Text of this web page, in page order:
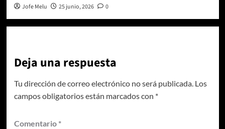
Jofe Melu 25 junio, 2026 0
Deja una respuesta
Tu dirección de correo electrónico no será publicada. Los
campos obligatorios están marcados con *
Comentario *